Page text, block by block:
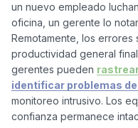
un nuevo empleado
oficina, un gerente lo
Remotamente, los errores
productividad general
gerentes pueden
identificar problemas
monitoreo intrusivo. Los
confianza permanece